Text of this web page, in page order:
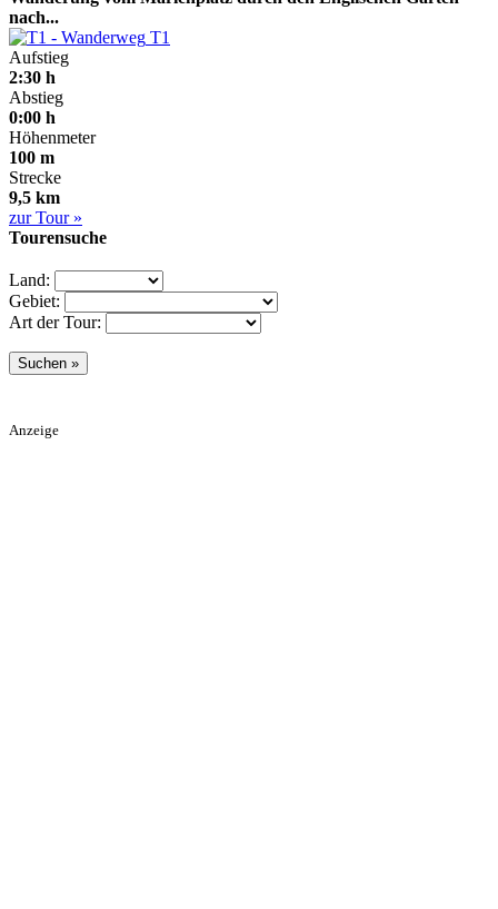
nach...
T1
Aufstieg
2:30 h
Abstieg
0:00 h
Höhenmeter
100 m
Strecke
9,5 km
zur Tour »
Tourensuche
Land:
Gebiet:
Art der Tour:
Anzeige